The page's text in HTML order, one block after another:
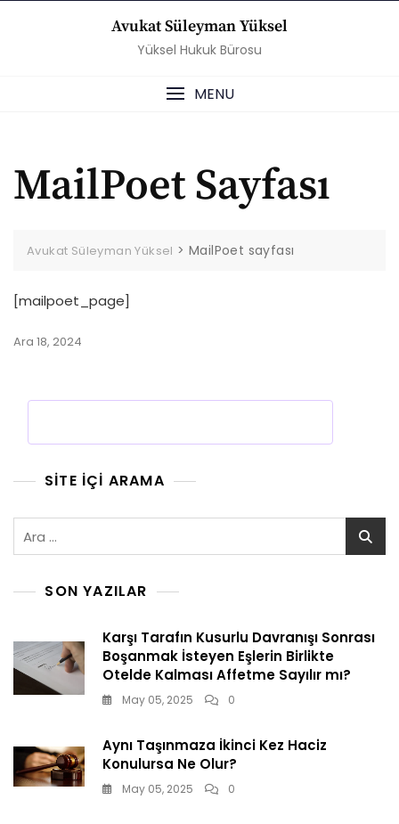
Avukat Süleyman Yüksel
Yüksel Hukuk Bürosu
MENU
MailPoet Sayfası
Avukat Süleyman Yüksel >MailPoet sayfası
[mailpoet_page]
Ara 18, 2024
SITE İÇI ARAMA
SON YAZILAR
Karşı Tarafın Kusurlu Davranışı Sonrası
Boşanmak İsteyen Eşlerin Birlikte
Otelde Kalması Affetme Sayılır mı?
May 05, 2025 0
Aynı Taşınmaza İkinci Kez Haciz
Konulursa Ne Olur?
May 05, 2025 0